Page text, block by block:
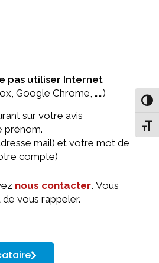
pas utiliser Internet
Google Chrome, ……)
sur votre avis
prénom.
mail) et votre mot de
compte)
nous contacter. Vous
vous rappeler.